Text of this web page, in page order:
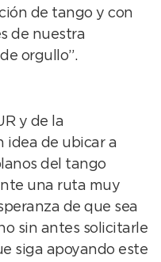
de tango y con
de nuestra
orgullo”.
y de la
idea de ubicar a
del tango
una ruta muy
de que sea
sin antes solicitarle
siga apoyando este